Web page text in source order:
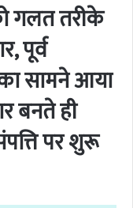
गलत तरीके
पूर्व
सामने आया
बनते ही
पर शुरू